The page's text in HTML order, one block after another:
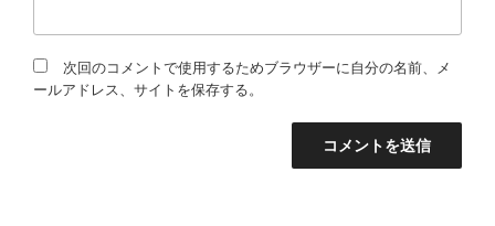
次回のコメントで使用するためブラウザーに自分の名前、メ
ールアドレス、サイトを保存する。